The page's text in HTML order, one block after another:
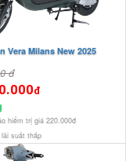
Vera Milans New 2025
đ
đ
hiểm trị giá 220.000đ
suất thấp